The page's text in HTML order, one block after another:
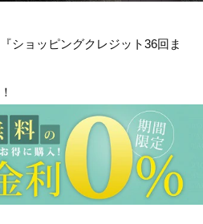
ショッピングクレジット36回ま